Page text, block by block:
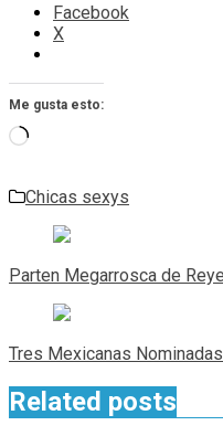
Facebook
X
Me gusta esto:
Cargando...
Chicas sexys
Navegación
de
entradas
Parten Megarrosca de
Tres Mexicanas
Related posts